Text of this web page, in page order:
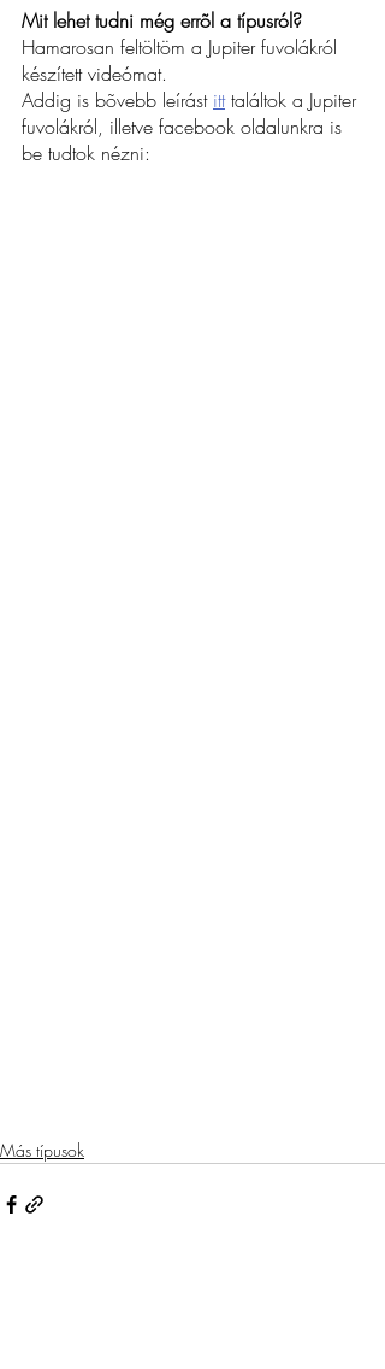
Mit lehet tudni még errõl a típusról?
Hamarosan feltöltöm a Jupiter fuvolákról
készített videómat.
Addig is bõvebb leírást itt találtok a Jupiter
fuvolákról, illetve facebook oldalunkra is
be tudtok nézni:
Más típusok